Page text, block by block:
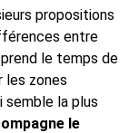
propositions
entre
le temps de
les zones
semble la plus
le